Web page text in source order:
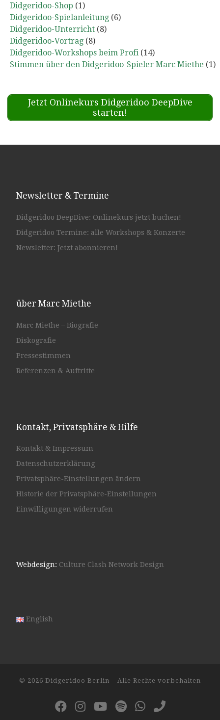
Didgeridoo-Shop (1)
Didgeridoo-Spielanleitung (6)
Didgeridoo-Unterricht (8)
Didgeridoo-Vortrag (8)
Didgeridoo-Workshops beim Profi (14)
Stimmen über den Didgeridoo-Spieler Marc Miethe (1)
Jetzt Onlinekurs Didgeridoo DeepDive
starten!
Newsletter & Termine
Didgeridoo DeepDive: Onlinekurs jetzt buchen!
Didgeridoo Termine: alle Workshops & Konzerte
Newsletter: Jetzt abonnieren!
über Marc Miethe
Marc Miethe – Biografie
Diskografie
Pressestimmen
Referenzen & Auftritte
Kontakt, Privatsphäre & Hilfe
Kontakt & Impressum
Datenschutzerklärung
Privatsphäre-Einstellungen ändern
Historie der Privatsphäre-Einstellungen
Einwilligungen widerrufen
Webdesign: Culture Clash Network Design
English
© 2026 Didgeridoo Berlin – Alle Rechte vorbehalten